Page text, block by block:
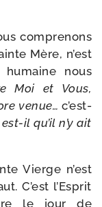
com­pre­nons
Mère, n’est
nous
Moi et Vous,
venue… c’est-
​il qu’il n’y ait
Vierge n’est
C’est l’Esprit
le jour de